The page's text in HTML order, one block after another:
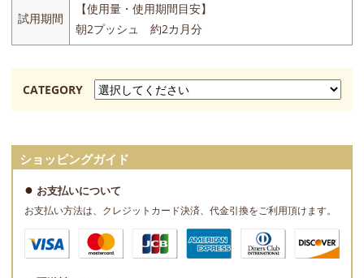
試用期間
【使用量・使用期間目安】
朝2プッシュ 約2カ月分
CATEGORY
ショッピングガイド
お支払いについて
お支払い方法は、クレジットカード決済、代金引換をご利用頂けます。